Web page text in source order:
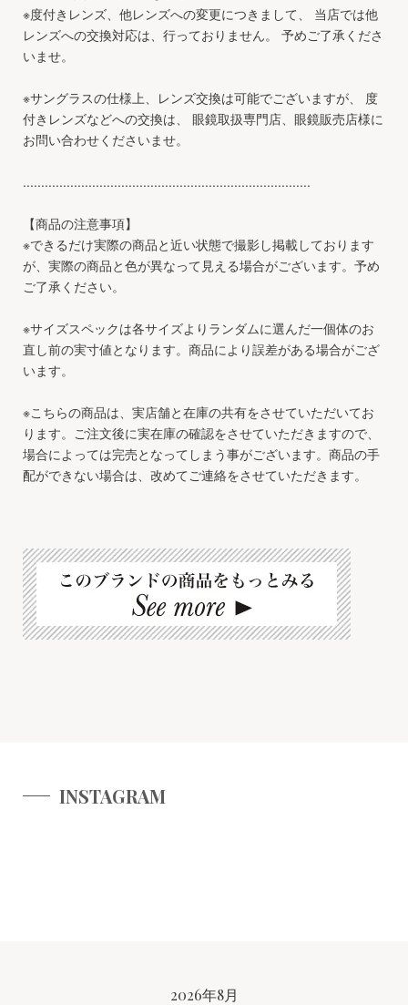
※度付きレンズ、他レンズへの変更につきまして、 当店では他
レンズへの交換対応は、行っておりません。 予めご了承くださ
いませ。
※サングラスの仕様上、レンズ交換は可能でございますが、 度
付きレンズなどへの交換は、 眼鏡取扱専門店、眼鏡販売店様に
お問い合わせくださいませ。
...............................................................................
【商品の注意事項】
※できるだけ実際の商品と近い状態で撮影し掲載しております
が、実際の商品と色が異なって見える場合がございます。予め
ご了承ください。
※サイズスペックは各サイズよりランダムに選んだ一個体のお
直し前の実寸値となります。商品により誤差がある場合がござ
います。
※こちらの商品は、実店舗と在庫の共有をさせていただいてお
ります。ご注文後に実在庫の確認をさせていただきますので、
場合によっては完売となってしまう事がございます。商品の手
配ができない場合は、改めてご連絡をさせていただきます。
INSTAGRAM
2026年8月